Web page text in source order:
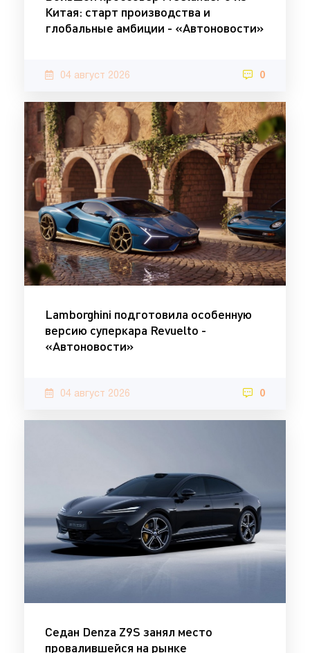
Китая: старт производства и
глобальные амбиции - «Автоновости»
04 август 2026 0
Lamborghini подготовила особенную
версию суперкара Revuelto -
«Автоновости»
04 август 2026 0
Седан Denza Z9S занял место
провалившейся на рынке